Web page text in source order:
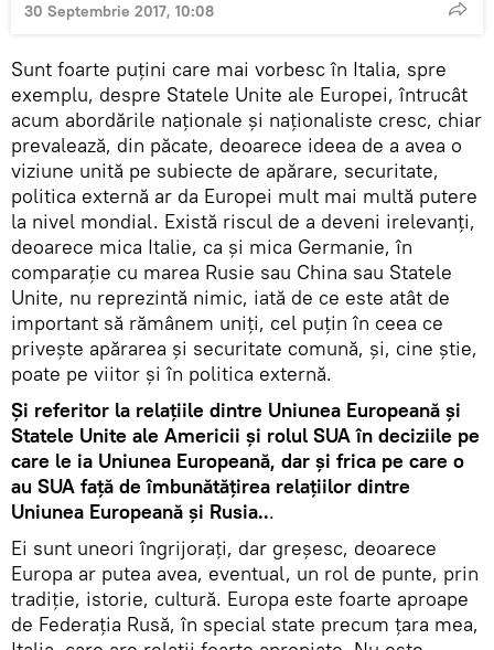
30 Septembrie 2017, 10:08
Sunt foarte puțini care mai vorbesc în Italia, spre
exemplu, despre Statele Unite ale Europei, întrucât
acum abordările naționale și naționaliste cresc, chiar
prevalează, din păcate, deoarece ideea de a avea o
viziune unită pe subiecte de apărare, securitate,
politica externă ar da Europei mult mai multă putere
la nivel mondial. Există riscul de a deveni irelevanți,
deoarece mica Italie, ca și mica Germanie, în
comparație cu marea Rusie sau China sau Statele
Unite, nu reprezintă nimic, iată de ce este atât de
important să rămânem uniți, cel puțin în ceea ce
privește apărarea și securitate comună, și, cine știe,
poate pe viitor și în politica externă.
Și referitor la relațiile dintre Uniunea Europeană și
Statele Unite ale Americii și rolul SUA în deciziile pe
care le ia Uniunea Europeană, dar și frica pe care o
au SUA față de îmbunătățirea relațiilor dintre
Uniunea Europeană și Rusia...
Ei sunt uneori îngrijorați, dar greșesc, deoarece
Europa ar putea avea, eventual, un rol de punte, prin
tradiție, istorie, cultură. Europa este foarte aproape
de Federația Rusă, în special state precum țara mea,